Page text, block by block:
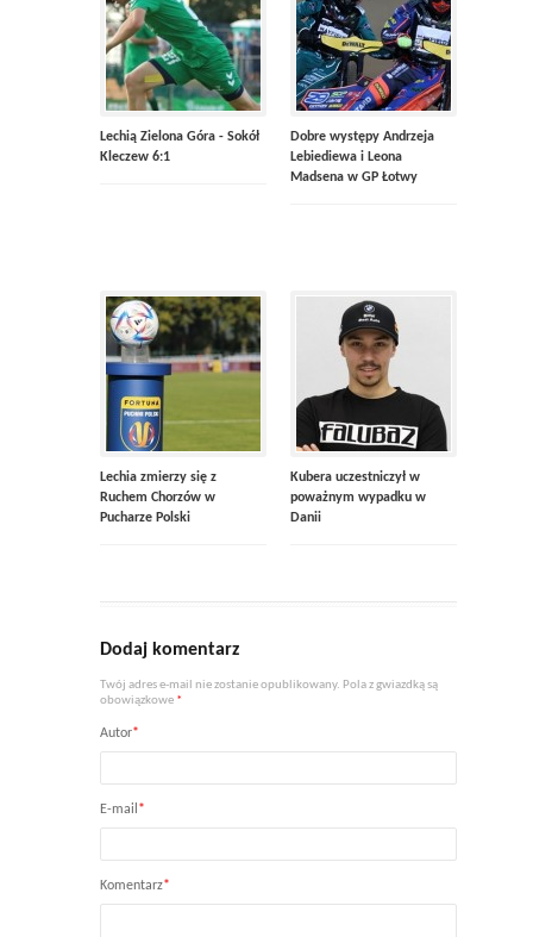
Lechią Zielona Góra - Sokół
Kleczew 6:1
Dobre występy Andrzeja
Lebiediewa i Leona
Madsena w GP Łotwy
Lechia zmierzy się z
Ruchem Chorzów w
Pucharze Polski
Kubera uczestniczył w
poważnym wypadku w
Danii
Dodaj komentarz
Twój adres e-mail nie zostanie opublikowany. Pola z gwiazdką są
obowiązkowe *
Autor*
E-mail *
Komentarz*